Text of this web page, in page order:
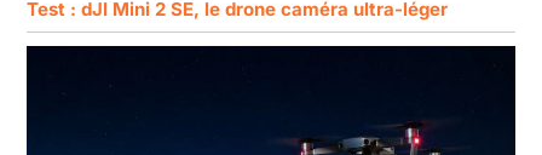
Test : dJI Mini 2 SE, le drone caméra ultra-léger